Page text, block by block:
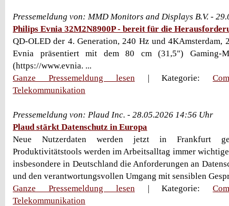
Pressemeldung von: MMD Monitors and Displays B.V. -
Philips Evnia 32M2N8900P - bereit für die
QD-OLED der 4. Generation, 240 Hz und 4KAmsterdam,
Evnia präsentiert mit dem 80 cm (31,5") Gaming-
(https://www.evnia. ...
Ganze Pressemeldung lesen| Kategorie:
Telekommunikation
Pressemeldung von: Plaud Inc. - 28.05.2026 14:56 Uhr
Plaud stärkt Datenschutz in Europa
Neue Nutzerdaten werden jetzt in Frankfurt
Produktivitätstools werden im Arbeitsalltag immer
insbesondere in Deutschland die Anforderungen an
und den verantwortungsvollen Umgang mit sensiblen
Ganze Pressemeldung lesen| Kategorie:
Telekommunikation